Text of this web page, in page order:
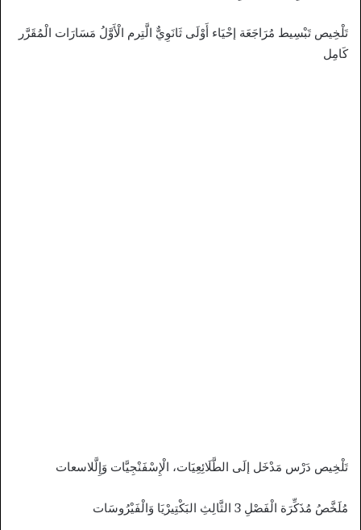
تَلْخِيص تَبْسِيط مُرَاجَعَة إحْيَاء أَوْلَى ثَانَوِيٌّ الَّتِرم الْأَوَّلُ مَسَارَات الْمُقَرَّر
كَامِل
تَلْخِيص دَرْس مَدْخَل إلَى الطَّلَائِعِيَات، الْإِسْفَنْجِيَّات وَإِلَّلاسعات
مُلَخَّصُ مُذَكِّرَة الْفَصْلِ 3 الثَّالِثِ البَكْتِيرْيَا وَالْفَيْرُوسَات